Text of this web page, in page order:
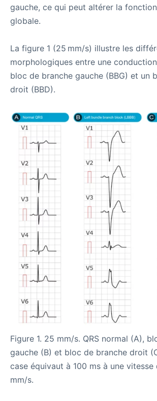
gauche, ce qui peut altérer la
globale.
La figure 1 (25 mm/s) illustre les
morphologiques entre une
bloc de branche gauche (BBG) et un
droit (BBD).
Figure 1. 25 mm/s. QRS normal (A),
gauche (B) et bloc de branche droit
case équivaut à 100 ms à une
mm/s.